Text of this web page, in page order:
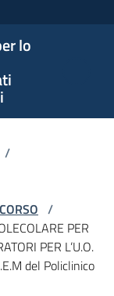
lo
/
/
PER
PER L’U.O.
del Policlinico